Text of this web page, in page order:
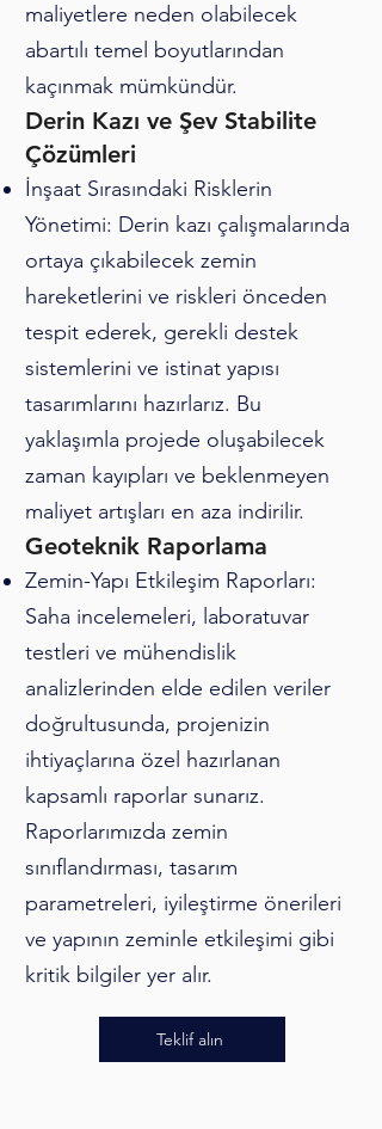
maliyetlere neden olabilecek
abartılı temel boyutlarından
kaçınmak mümkündür.
Derin Kazı ve Şev Stabilite
Çözümleri
İnşaat Sırasındaki Risklerin
Yönetimi: Derin kazı çalışmalarında
ortaya çıkabilecek zemin
hareketlerini ve riskleri önceden
tespit ederek, gerekli destek
sistemlerini ve istinat yapısı
tasarımlarını hazırlarız. Bu
yaklaşımla projede oluşabilecek
zaman kayıpları ve beklenmeyen
maliyet artışları en aza indirilir.
Geoteknik Raporlama
Zemin-Yapı Etkileşim Raporları:
Saha incelemeleri, laboratuvar
testleri ve mühendislik
analizlerinden elde edilen veriler
doğrultusunda, projenizin
ihtiyaçlarına özel hazırlanan
kapsamlı raporlar sunarız.
Raporlarımızda zemin
sınıflandırması, tasarım
parametreleri, iyileştirme önerileri
ve yapının zeminle etkileşimi gibi
kritik bilgiler yer alır.
Teklif alın